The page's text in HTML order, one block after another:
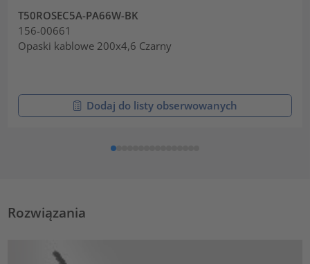
T50ROSEC5A-PA66W-BK
156-00661
Opaski kablowe 200x4,6 Czarny
Dodaj do listy obserwowanych
Rozwiązania